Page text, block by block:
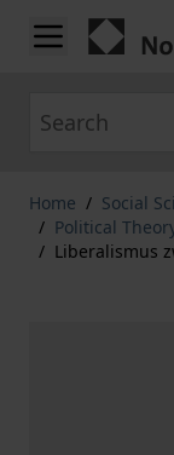
Skip to Content
Home / Social
/ Political
/ Liberalismus